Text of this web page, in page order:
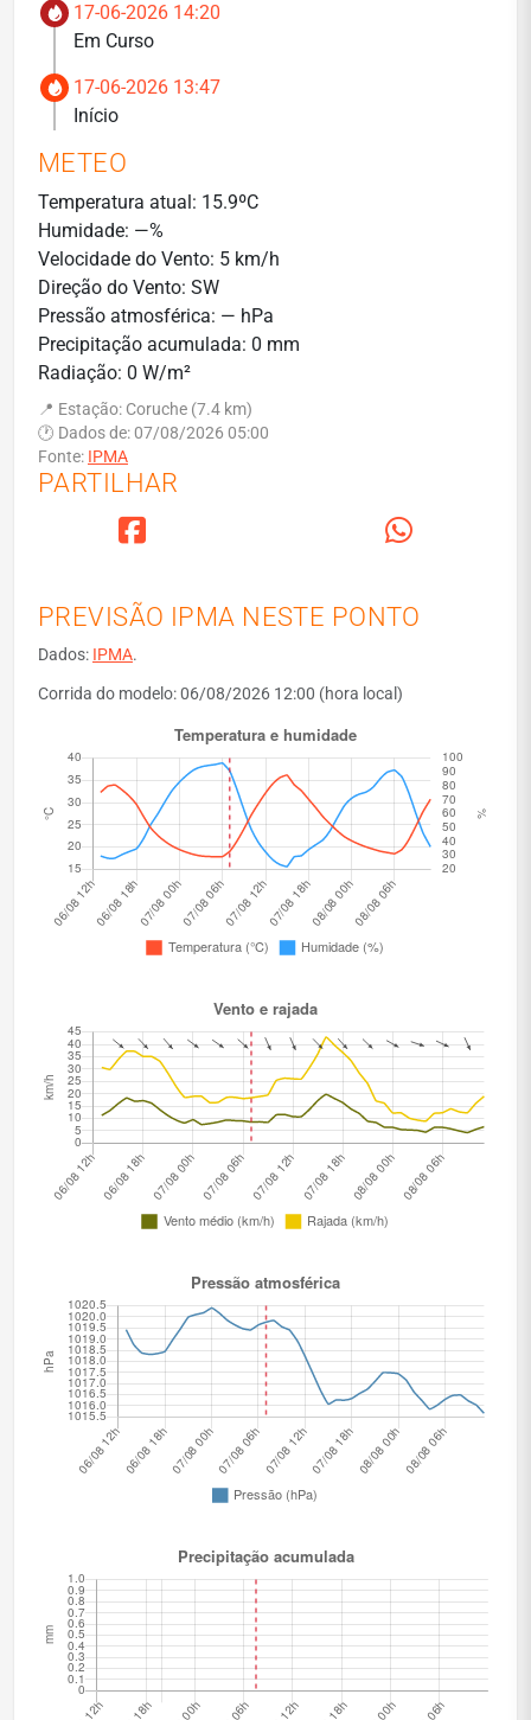
17-06-2026 14:20
Em Curso
17-06-2026 13:47
Início
METEO
Temperatura atual: 15.9ºC
Humidade: —%
Velocidade do Vento: 5 km/h
Direção do Vento: SW
Pressão atmosférica: — hPa
Precipitação acumulada: 0 mm
Radiação: 0 W/m²
📍 Estação: Coruche (7.4 km)
🕐 Dados de: 07/08/2026 05:00
Fonte: IPMA
PARTILHAR
PREVISÃO IPMA NESTE PONTO
Dados: IPMA.
Corrida do modelo: 06/08/2026 12:00 (hora local)